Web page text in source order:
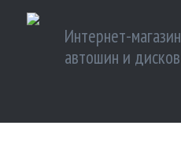
Интернет-магазин
автошин и дисков